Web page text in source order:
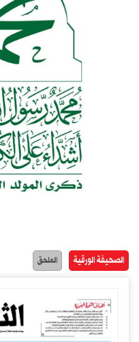
الصحيفة الورقية الملحق